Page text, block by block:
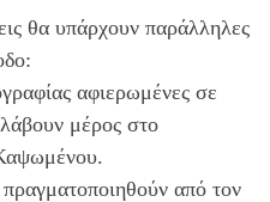
θα υπάρχουν παράλληλες
αφιερωμένες σε
μέρος στο
από τον